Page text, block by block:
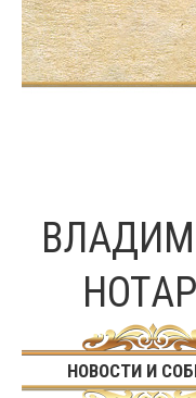
НОВОСТИ И